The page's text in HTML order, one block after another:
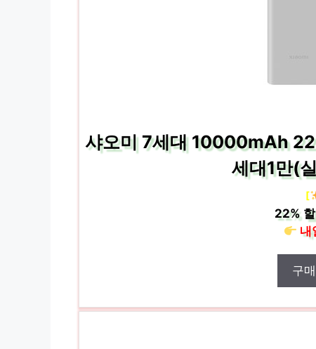
샤오미 7세대 10000mAh
세대1만(
[
22%할
내
구